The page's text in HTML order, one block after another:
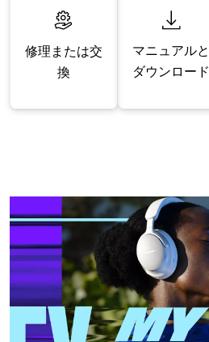
修理または交
換
マニュアルと
ダウンロード